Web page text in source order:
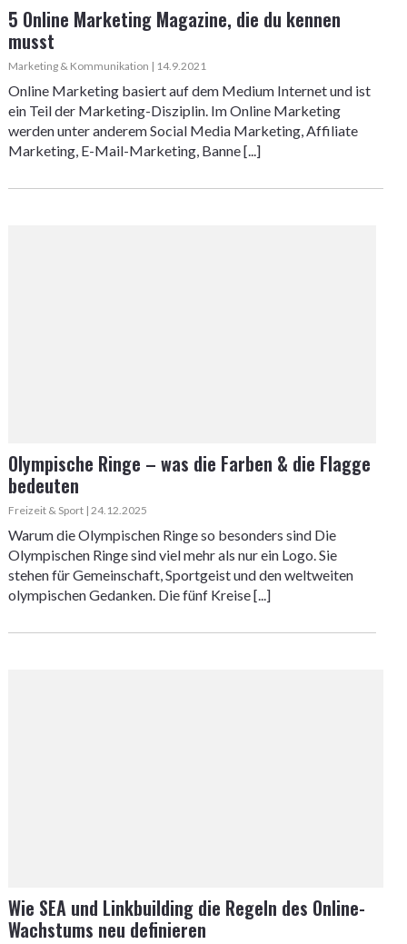
5 Online Marketing Magazine, die du kennen
musst
Marketing & Kommunikation | 14.9.2021
Online Marketing basiert auf dem Medium Internet und ist
ein Teil der Marketing-Disziplin. Im Online Marketing
werden unter anderem Social Media Marketing, Affiliate
Marketing, E-Mail-Marketing, Banne [...]
Olympische Ringe – was die Farben & die Flagge
bedeuten
Freizeit & Sport | 24.12.2025
Warum die Olympischen Ringe so besonders sind Die
Olympischen Ringe sind viel mehr als nur ein Logo. Sie
stehen für Gemeinschaft, Sportgeist und den weltweiten
olympischen Gedanken. Die fünf Kreise [...]
Wie SEA und Linkbuilding die Regeln des Online-
Wachstums neu definieren